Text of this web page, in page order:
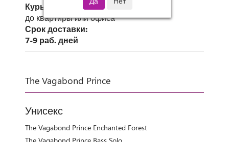
Курьер СДЭК
до квартиры или офиса
Срок доставки:
7-9 раб. дней
The Vagabond Prince
Унисекс
The Vagabond Prince Enchanted Forest